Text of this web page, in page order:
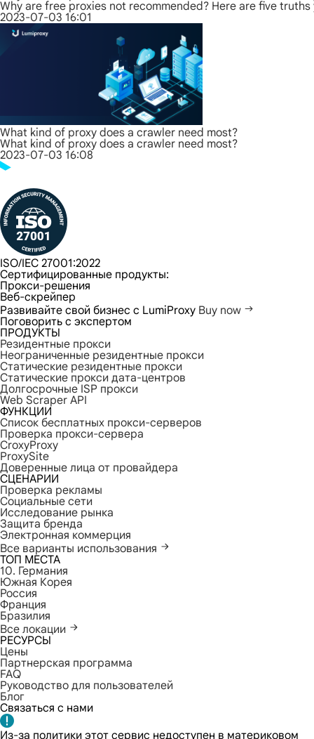
Why are free proxies not recommended? Here are five truths
2023-07-03 16:01
What kind of proxy does a crawler need most?
What kind of proxy does a crawler need most?
2023-07-03 16:08
ISO/IEC 27001:2022
Сертифицированные продукты:
Прокси-решения
Веб-скрейпер
Развивайте свой бизнес с LumiProxy Buy now
Поговорить с экспертом
ПРОДУКТЫ
Резидентные прокси
Неограниченные резидентные прокси
Статические резидентные прокси
Статические прокси дата-центров
Долгосрочные ISP прокси
Web Scraper API
ФУНКЦИИ
Список бесплатных прокси-серверов
Проверка прокси-сервера
CroxyProxy
ProxySite
Доверенные лица от провайдера
СЦЕНАРИИ
Проверка рекламы
Социальные сети
Исследование рынка
Защита бренда
Электронная коммерция
Все варианты использования
ТОП МЕСТА
10. Германия
Южная Корея
Россия
Франция
Бразилия
Все локации
РЕСУРСЫ
Цены
Партнерская программа
FAQ
Руководство для пользователей
Блог
Связаться с нами
Из-за политики этот сервис недоступен в материковом